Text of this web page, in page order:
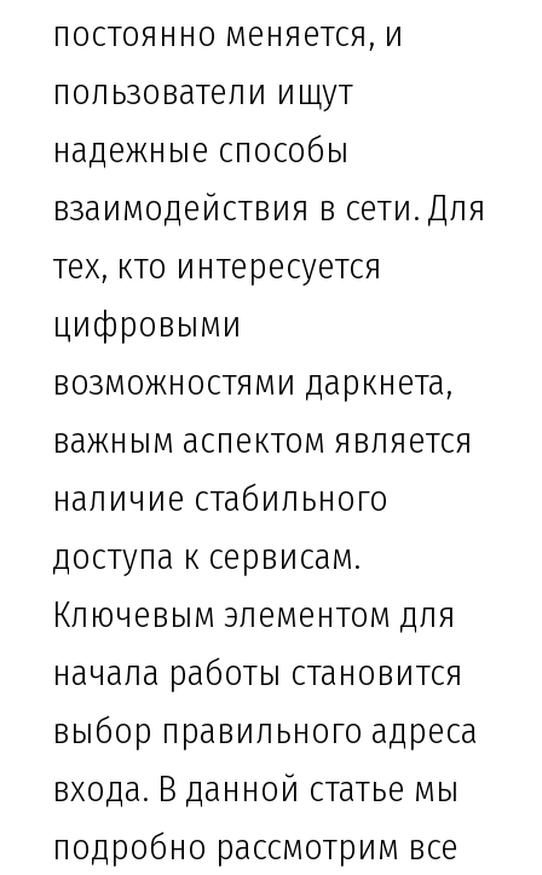
постоянно меняется, и
пользователи ищут
надежные способы
взаимодействия в сети. Для
тех, кто интересуется
цифровыми
возможностями даркнета,
важным аспектом является
наличие стабильного
доступа к сервисам.
Ключевым элементом для
начала работы становится
выбор правильного адреса
входа. В данной статье мы
подробно рассмотрим все